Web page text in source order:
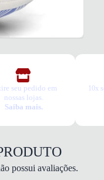
seu pedido em
nossas lojas.
Saiba mais.
10x
possui avaliações.